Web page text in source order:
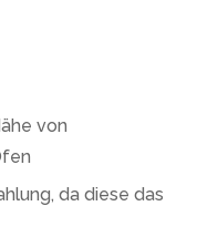
von
da diese das